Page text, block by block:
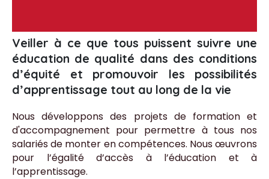
Veiller à ce que tous puissent suivre une
éducation de qualité dans des conditions
d’équité et promouvoir les possibilités
d’apprentissage tout au long de la vie
Nous développons des projets de formation et
d'accompagnement pour permettre à tous nos
salariés de monter en compétences. Nous œuvrons
pour l’égalité d’accès à l’éducation et à
l’apprentissage.